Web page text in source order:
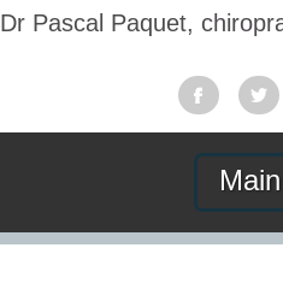
Dr Pascal Paquet,